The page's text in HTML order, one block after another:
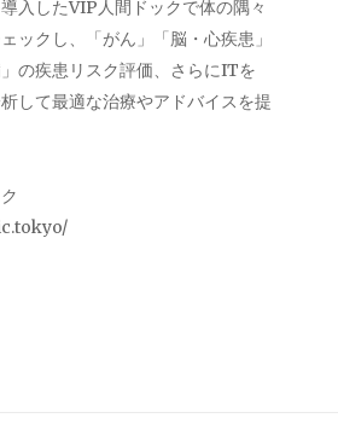
入したVIP人間ドックで体の隅々
ックし、「がん」「脳・心疾患」
の疾患リスク評価、さらにITを
して最適な治療やアドバイスを提